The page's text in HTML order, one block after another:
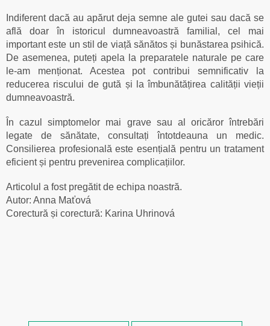
Indiferent dacă au apărut deja semne ale gutei sau dacă se
află doar în istoricul dumneavoastră familial, cel mai
important este un stil de viață sănătos și bunăstarea psihică.
De asemenea, puteți apela la preparatele naturale pe care
le-am menționat. Acestea pot contribui semnificativ la
reducerea riscului de gută și la îmbunătățirea calității vieții
dumneavoastră.
În cazul simptomelor mai grave sau al oricăror întrebări
legate de sănătate, consultați întotdeauna un medic.
Consilierea profesională este esențială pentru un tratament
eficient și pentru prevenirea complicațiilor.
Articolul a fost pregătit de echipa noastră.
Autor: Anna Maťová
Corectură și corectură: Karina Uhrinová